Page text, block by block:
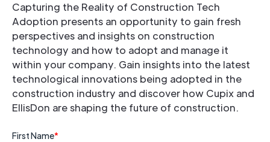
Capturing the Reality of Construction Tech
Adoption presents an opportunity to gain fresh
perspectives and insights on construction
technology and how to adopt and manage it
within your company. Gain insights into the latest
technological innovations being adopted in the
construction industry and discover how Cupix and
EllisDon are shaping the future of construction.